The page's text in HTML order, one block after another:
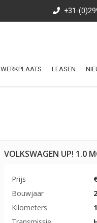
+31-
WERKPLAATS LEASEN
VOLKSWAGEN UP! 1.0
Prijs
Bouwjaar
Kilometers